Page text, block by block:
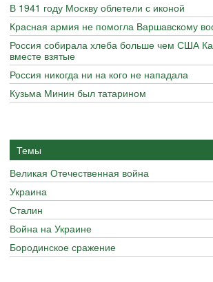
В 1941 году Москву облетели с иконой
Красная армия не помогла Варшавскому
Россия собирала хлеба больше чем США
вместе взятые
Россия никогда ни на кого не нападала
Кузьма Минин был татарином
Темы
Великая Отечественная война
Украина
Сталин
Война на Украине
Бородинское сражение